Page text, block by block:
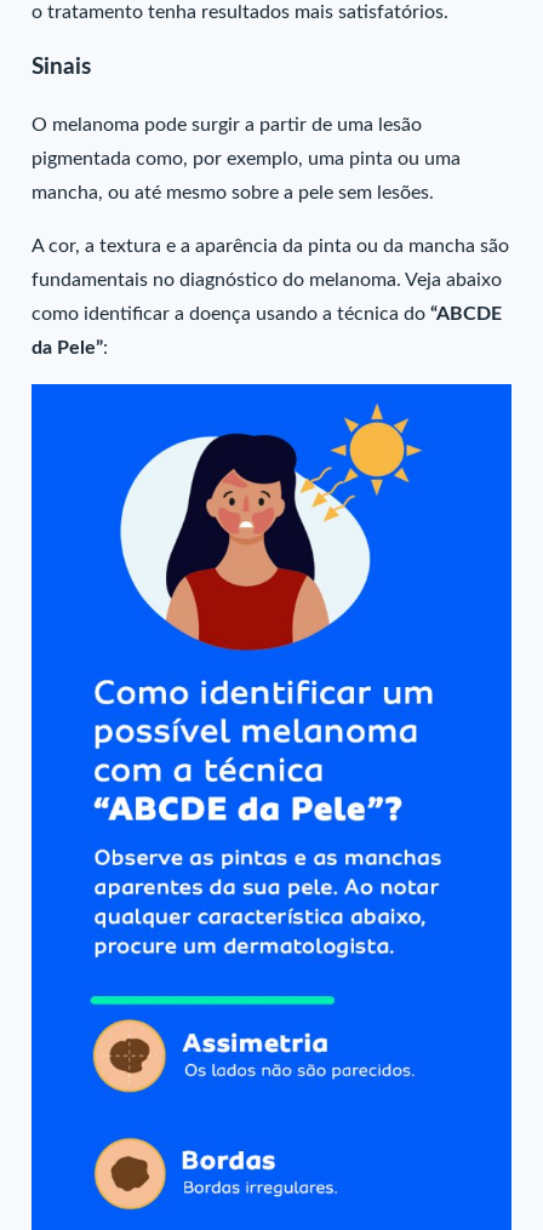
o tratamento tenha resultados mais satisfatórios.
Sinais
O melanoma pode surgir a partir de uma lesão
pigmentada como, por exemplo, uma pinta ou uma
mancha, ou até mesmo sobre a pele sem lesões.
A cor, a textura e a aparência da pinta ou da mancha são
fundamentais no diagnóstico do melanoma. Veja abaixo
como identificar a doença usando a técnica do“ABCDE
da Pele”: